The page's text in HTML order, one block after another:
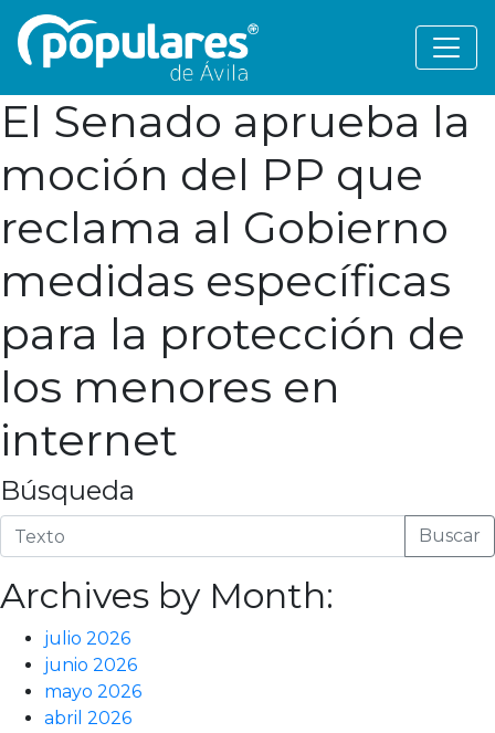
El Senado aprueba la
moción del PP que
reclama al Gobierno
medidas específicas
para la protección de
los menores en
internet
Búsqueda
Buscar
Archives by Month:
julio 2026
junio 2026
mayo 2026
abril 2026